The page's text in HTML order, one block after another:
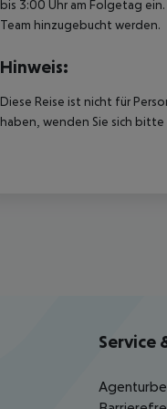
bis 3:00 Uhr am Folgetag
Team hinzugebucht werden.
Hinweis:
Diese Reise ist nicht für
haben, wenden Sie sich bitte
Service